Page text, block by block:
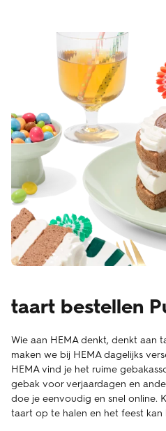
taart bestellen
Wie aan HEMA denkt, denkt aan
maken we bij HEMA dagelijks
HEMA vind je het ruime
gebak voor verjaardagen en
doe je eenvoudig en snel online.
taart op te halen en het feest kan